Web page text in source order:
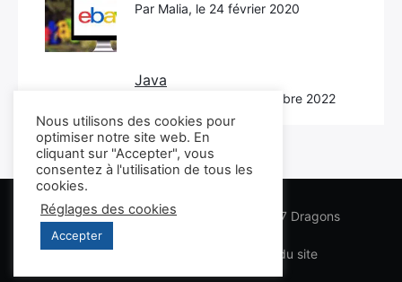
Par Malia, le 24 février 2020
Java
Par Philippe, le 22 novembre 2022
Les conseils Business Marketing des 7 Dragons
Lexique Plan du site
Nous utilisons des cookies pour
optimiser notre site web. En
cliquant sur "Accepter", vous
consentez à l'utilisation de tous les
cookies.
Réglages des cookies
Accepter